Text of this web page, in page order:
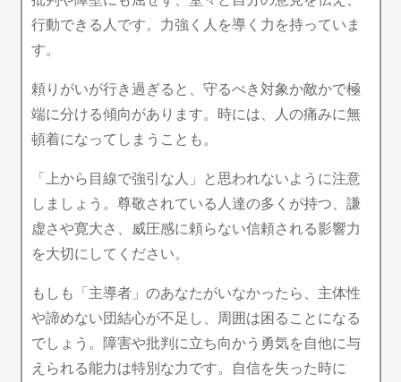
行動できる人です。力強く人を導く力を持っていま
す。
頼りがいが行き過ぎると、守るべき対象か敵かで極
端に分ける傾向があります。時には、人の痛みに無
頓着になってしまうことも。
「上から目線で強引な人」と思われないように注意
しましょう。尊敬されている人達の多くが持つ、謙
虚さや寛大さ、威圧感に頼らない信頼される影響力
を大切にしてください。
もしも「主導者」のあなたがいなかったら、主体性
や諦めない団結心が不足し、周囲は困ることになる
でしょう。障害や批判に立ち向かう勇気を自他に与
えられる能力は特別な力です。自信を失った時に